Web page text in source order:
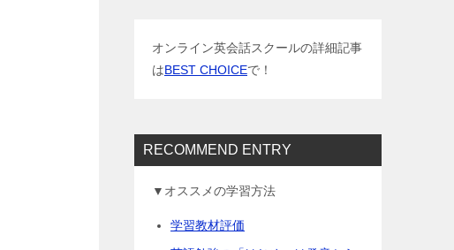
オンライン英会話スクールの詳細記事
はBEST CHOICEで！
RECOMMEND ENTRY
▼オススメの学習方法
学習教材評価